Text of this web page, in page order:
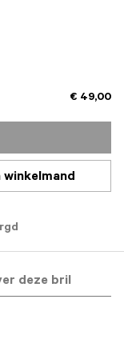
€ 49,00
winkelmand
deze bril